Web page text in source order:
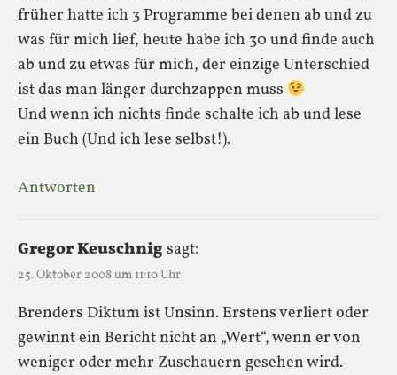
früher hatte ich 3 Programme bei denen ab und zu
was für mich lief, heute habe ich 30 und finde auch
ab und zu etwas für mich, der einzige Unterschied
ist das man länger durchzappen muss
Und wenn ich nichts finde schalte ich ab und lese
ein Buch (Und ich lese selbst!).
Antworten
Gregor Keuschnigsagt:
25. Oktober 2008 um 11:10 Uhr
Brenders Diktum ist Unsinn. Erstens verliert oder
gewinnt ein Bericht nicht an „Wert“, wenn er von
weniger oder mehr Zuschauern gesehen wird.